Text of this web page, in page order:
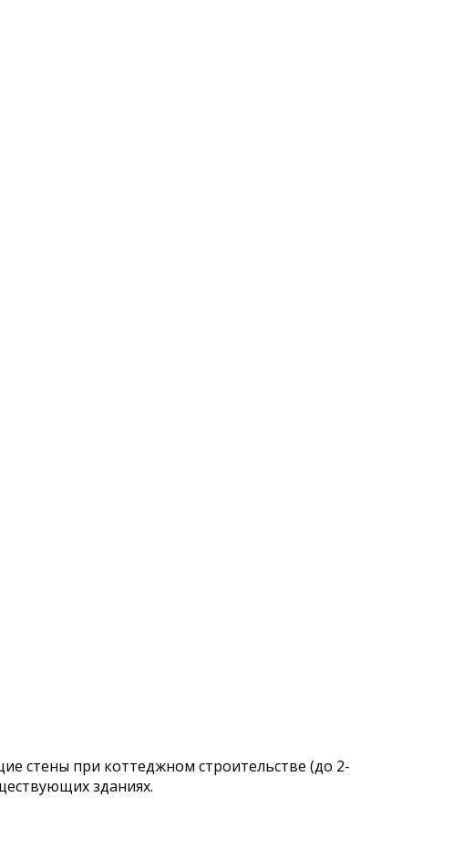
стены при коттеджном строительстве (до 2-
зданиях.